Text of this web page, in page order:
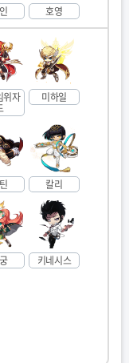
호영
위자 미하일
칼리
키네시스